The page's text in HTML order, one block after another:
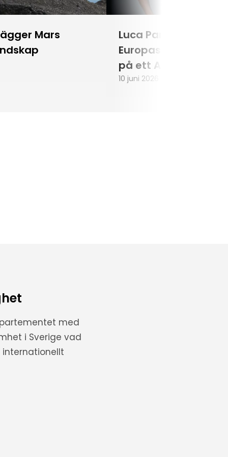
Mars
Luca Parmitano blir
Europas första
på ett
10 juni 2026
med
i Sverige vad
internationellt